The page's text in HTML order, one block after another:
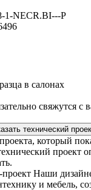
1-NECR.BI---P
в салонах
свяжутся с
технический
который
проект
проект Наши
и мебель,